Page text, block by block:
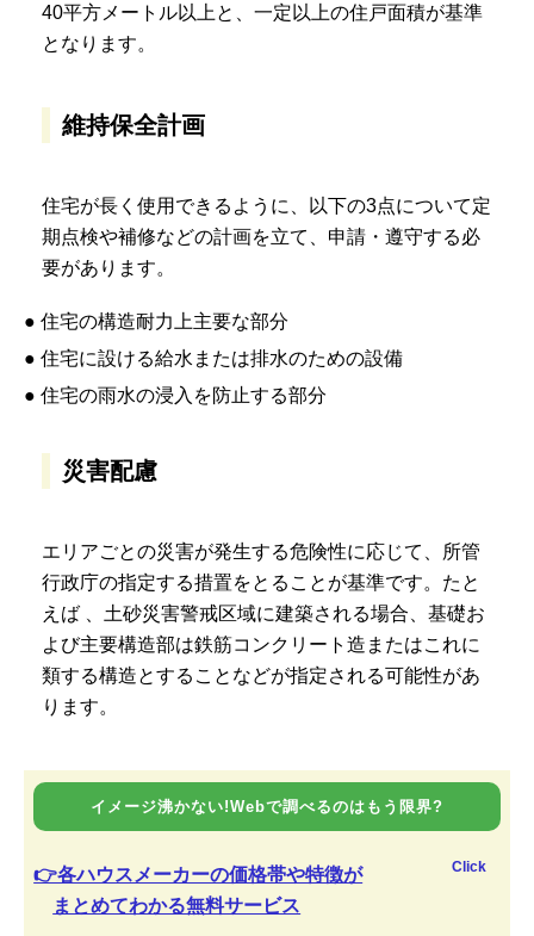
40平方メートル以上と、一定以上の住戸面積が基準
となります。
維持保全計画
住宅が長く使用できるように、以下の3点について定
期点検や補修などの計画を立て、申請・遵守する必
要があります。
● 住宅の構造耐力上主要な部分
● 住宅に設ける給水または排水のための設備
● 住宅の雨水の浸入を防止する部分
災害配慮
エリアごとの災害が発生する危険性に応じて、所管
行政庁の指定する措置をとることが基準です。たと
えば 、土砂災害警戒区域に建築される場合、基礎お
よび主要構造部は鉄筋コンクリート造またはこれに
類する構造とすることなどが指定される可能性があ
ります。
イメージ沸かない!Webで調べるのはもう限界?
👉各ハウスメーカーの価格帯や特徴が
まとめてわかる無料サービス
Click